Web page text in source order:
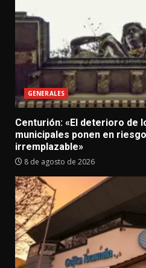
GENERALES
Centurión: «El deterioro de
municipales ponen en
irremplazable»
8 de agosto de 2026